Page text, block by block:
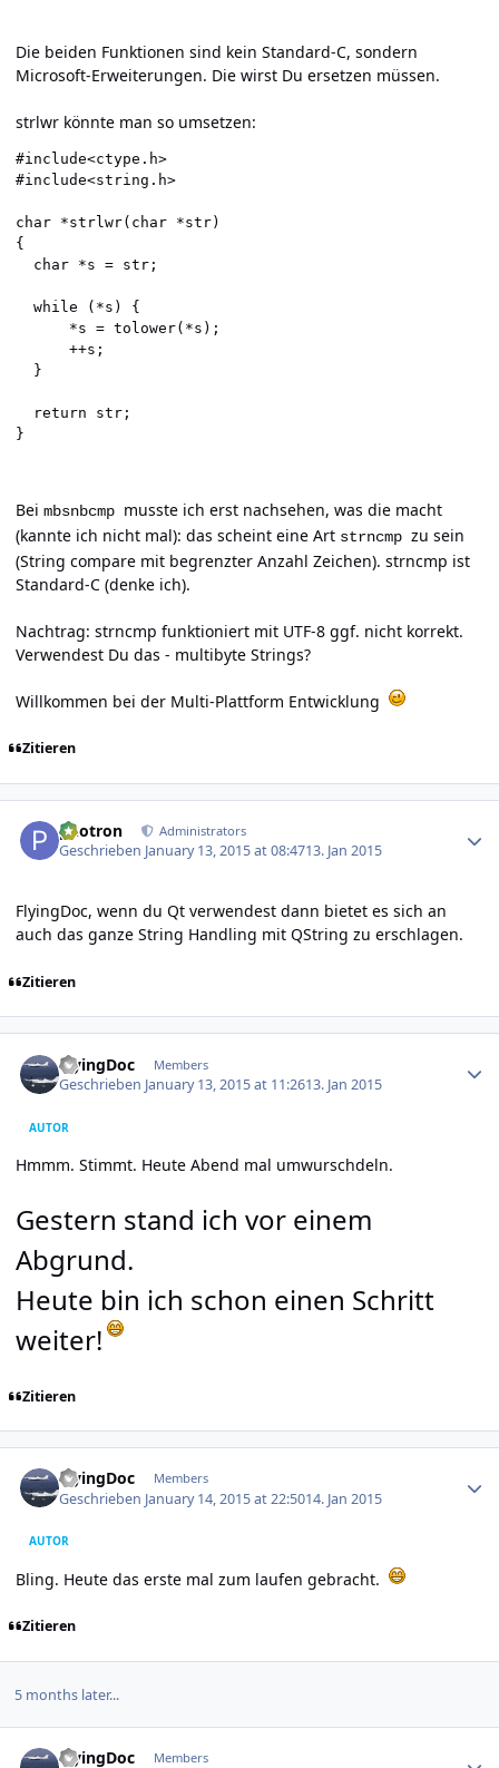
Die beiden Funktionen sind kein Standard-C, sondern
Microsoft-Erweiterungen. Die wirst Du ersetzen müssen.
strlwr könnte man so umsetzen:
#include<ctype.h>
#include<string.h>
char *strlwr(char *str)
{
char *s = str;
while (*s) {
*s = tolower(*s);
++s;
}
return str;
}
Bei mbsnbcmp musste ich erst nachsehen, was die macht
(kannte ich nicht mal): das scheint eine Art strncmp zu sein
(String compare mit begrenzter Anzahl Zeichen). strncmp ist
Standard-C (denke ich).
Nachtrag: strncmp funktioniert mit UTF-8 ggf. nicht korrekt.
Verwendest Du das - multibyte Strings?
Willkommen bei der Multi-Plattform Entwicklung
Zitieren
photron Administrators
Geschrieben January 13, 2015 at 08:4713. Jan 2015
FlyingDoc, wenn du Qt verwendest dann bietet es sich an
auch das ganze String Handling mit QString zu erschlagen.
Zitieren
FlyingDoc Members
Geschrieben January 13, 2015 at 11:2613. Jan 2015
AUTOR
Hmmm. Stimmt. Heute Abend mal umwurschdeln.
Gestern stand ich vor einem
Abgrund.
Heute bin ich schon einen Schritt
weiter!
Zitieren
FlyingDoc Members
Geschrieben January 14, 2015 at 22:5014. Jan 2015
AUTOR
Bling. Heute das erste mal zum laufen gebracht.
Zitieren
5 months later...
FlyingDoc Members